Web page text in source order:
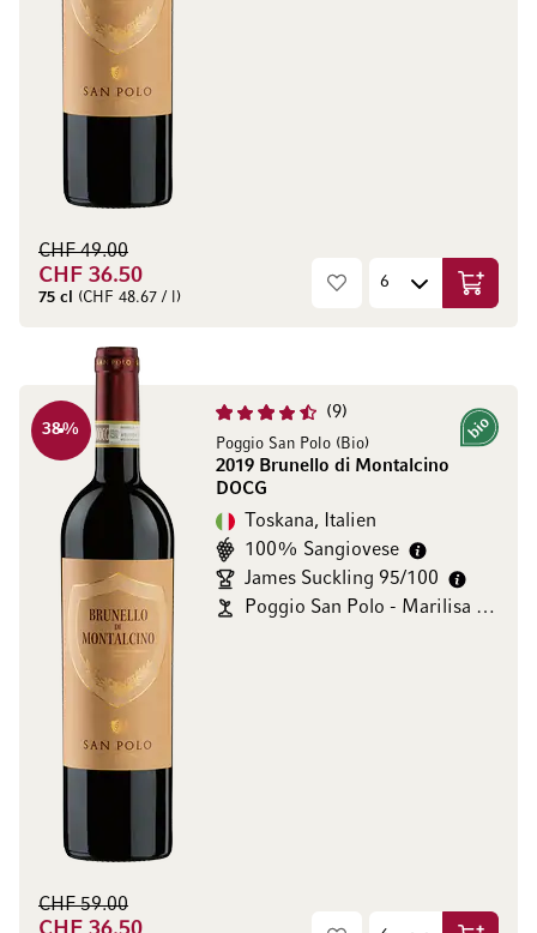
CHF 36.50
CHF 49.00
75 cl (CHF 48.67 / l) In den
9
Poggio San Polo (Bio)
2019 Brunello di Montalcino
DOCG
38% Bio
Toskana, Italien
100% Sangiovese
James Suckling 95/100
Poggio San Polo - Marilisa Allegrini
CHF 59.00